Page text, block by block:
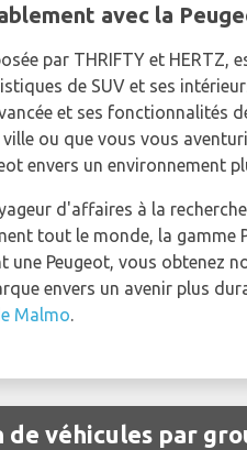
avec la
par THRIFTY et
de SUV et ses
et ses fonctionnalités
ou que vous vous
envers un environnement
d'affaires à la
tout le monde, la gamme
une Peugeot, vous obtenez
envers un avenir plus
Malmo.
de véhicules par